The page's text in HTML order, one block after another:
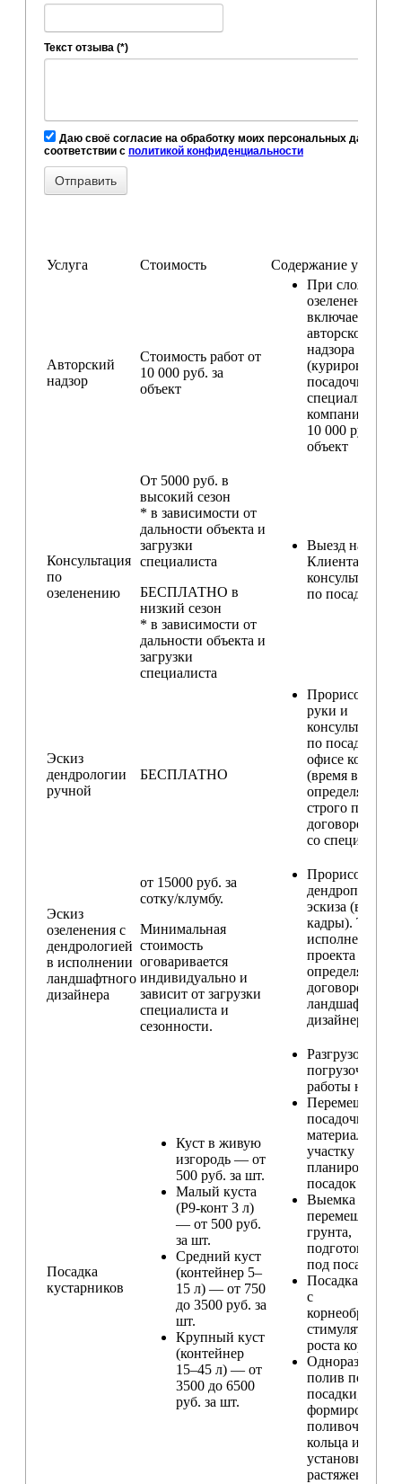
Текст отзыва (*)
Даю своё согласие на обработку моих персональных данных, в
соответствии с политикой конфиденциальности
Услуга Стоимость Содержание услуги
Авторский
надзор
Стоимость работ от
10 000 руб. за
объект
При сложном
озеленении
включаем
авторского
надзора
(курирование
посадочных
специалистом
компании) —
10 000 руб. за
объект
Консультация
по
озеленению
От 5000 руб. в
высокий сезон
* в зависимости от
дальности объекта и
загрузки
специалиста
БЕСПЛАТНО в
низкий сезон
* в зависимости от
дальности объекта и
загрузки
специалиста
Выезд на
Клиента для
по посадкам
Эскиз
дендрологии
ручной
БЕСПЛАТНО
Прорисовка от
руки и
по посадкам в
офисе
(время встречи
определяется
строго по
со
Эскиз
озеленения с
дендрологией
в исполнении
ландшафтного
дизайнера
от 15000 руб. за
сотку/клумбу.
Минимальная
стоимость
оговаривается
индивидуально и
зависит от загрузки
специалиста и
сезонности.
Прорисовка
дендроплана и
эскиза
кадры).
исполнения
проекта
определяется
ландшафтным
дизайнером
Посадка
кустарников
Куст в живую
изгородь — от
500 руб. за шт.
Малый куста
(Р9-конт 3 л)
— от 500 руб.
за шт.
Средний куст
(контейнер 5–
15 л) — от 750
до 3500 руб. за
шт.
Крупный куст
(контейнер
15–45 л) — от
3500 до 6500
руб. за шт.
Разгрузо-
погрузочные
работы на
Перемещение
посадочного
материала по
участку и
планирование
посадок
Выемка и
перемещение
грунта,
подготовка
под посадку
Посадка
с
стимулятором
роста корней
Одноразовый
полив после
посадки,
формирование
поливочного
кольца и
установка
растяжек (при